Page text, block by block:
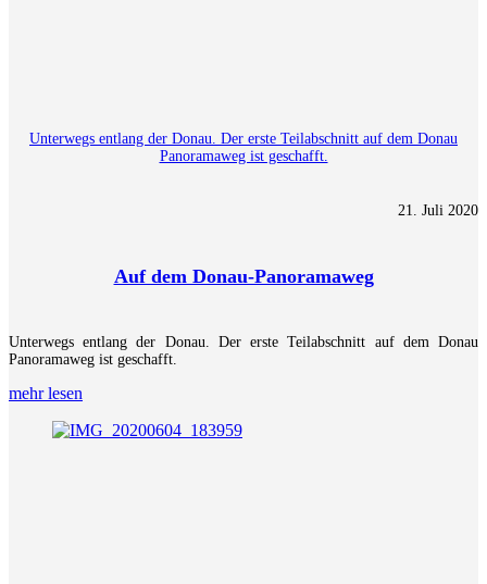
Unterwegs entlang der Donau. Der erste Teilabschnitt auf dem Donau
Panoramaweg ist geschafft.
21. Juli 2020
Auf dem Donau-Panoramaweg
Unterwegs entlang der Donau. Der erste Teilabschnitt auf dem Donau
Panoramaweg ist geschafft.
mehr lesen